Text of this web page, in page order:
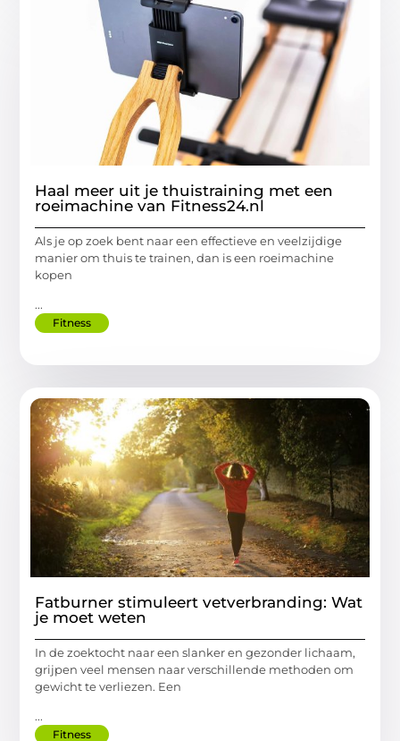
Haal meer uit je thuistraining met een
roeimachine van Fitness24.nl
Als je op zoek bent naar een effectieve en veelzijdige
manier om thuis te trainen, dan is een roeimachine
kopen
...
Fitness
Fatburner stimuleert vetverbranding: Wat
je moet weten
In de zoektocht naar een slanker en gezonder lichaam,
grijpen veel mensen naar verschillende methoden om
gewicht te verliezen. Een
...
Fitness